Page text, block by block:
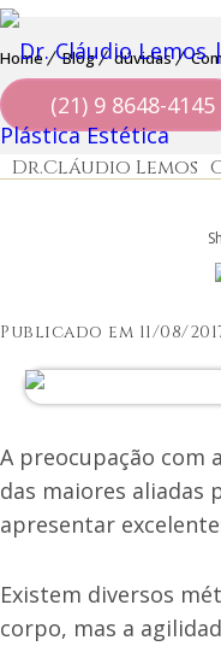
(21) 9 8648-4145
Dr.Cláudio Lemos
Home Blog dúvidas
COMO A
Publicado em 11/08/
A preocupação com
das maiores aliadas
apresentar
Existem diversos
corpo, mas a